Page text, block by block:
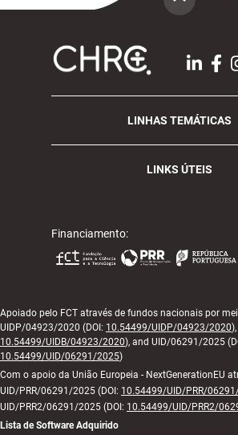
LINHAS TEMÁTICAS
LINKS ÚTEIS
Financiamento:
Apoiado pelo FCT através de fundos nacionais por
UIDP/04923/2020 (DOI: 10.54499/UIDP/04923/2020
10.54499/UIDB/04923/2020), and UID/06291/2025
10.54499/UID/06291/2025)
Com o apoio da União Europeia - NextGenerationEU
UID/PRR/06291/2025 (DOI: 10.54499/UID/PRR/
UID/PRR2/06291/2025 (DOI: 10.54499/UID/PRR2/
Lista de Software Adquirido